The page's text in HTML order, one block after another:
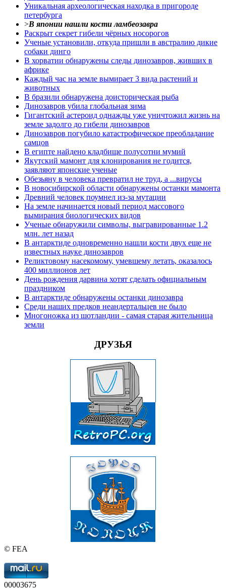
Уникальная археологическая находка в пригороде
петербурга
>В японии нашли кости ламбеозавра
Раскрыт секрет гибели чёрных носорогов
Ученые установили, откуда пришли в австралию дикие
собаки динго
В хорватии обнаружены следы динозавров, живших в
африке
Каждый час на земле вымирает 3 вида растений и
животных
В бразили обнаружена доисторическая рыба
Динозавров убила глобальная зима
Гигантский астероид однажды уже уничтожил жизнь на
земле задолго до гибели динозавров
Динозавров погубило катастрофическое преобладание
самцов
В египте найдено кладбище полусотни мумий
Якутский мамонт для клонирования не годится,
заявляют японские ученые
Обезьяну в человека превратил не труд, а ...вирусы
В новосибирской области обнаружены останки мамонта
Древний человек поумнел из-за мутации
На земле начинается новый период массового
вымирания биологических видов
Ученые обнаружили символы, выгравированные 1.2
млн. лет назад
В антарктиде одновременно нашли кости двух еще не
известных науке динозавров
Реликтовому насекомому, умевшему летать, оказалось
400 миллионов лет
День рождения дарвина хотят сделать официальным
праздником
В антарктиде обнаружены останки динозавра
Среди наших предков неандертальцев не было
Многоножка из шотландии - самая старая жительница
земли
ДРУЗЬЯ
© FEA
00003675